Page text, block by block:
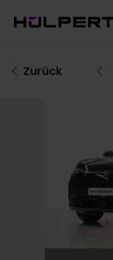
Zurück